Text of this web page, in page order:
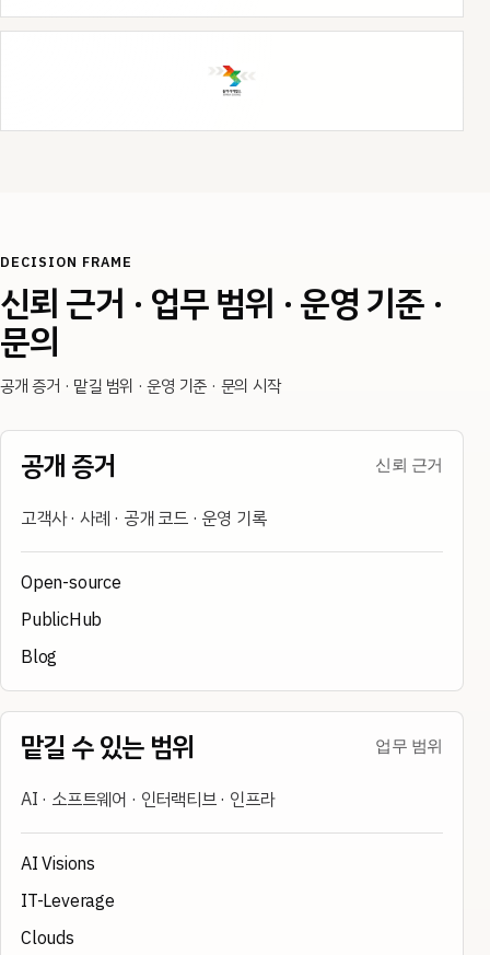
DECISION FRAME
신뢰 근거 · 업무 범위 · 운영 기준 ·
문의
공개 증거 · 맡길 범위 · 운영 기준 · 문의 시작
공개 증거 신뢰 근거
고객사 · 사례 · 공개 코드 · 운영 기록
Open-source
PublicHub
Blog
맡길 수 있는 범위 업무 범위
AI · 소프트웨어 · 인터랙티브 · 인프라
AI Visions
IT-Leverage
Clouds